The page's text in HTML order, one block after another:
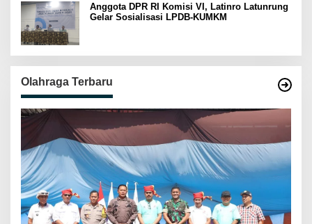
Anggota DPR RI Komisi VI, Latinro Latunrung
Gelar Sosialisasi LPDB-KUMKM
Olahraga Terbaru